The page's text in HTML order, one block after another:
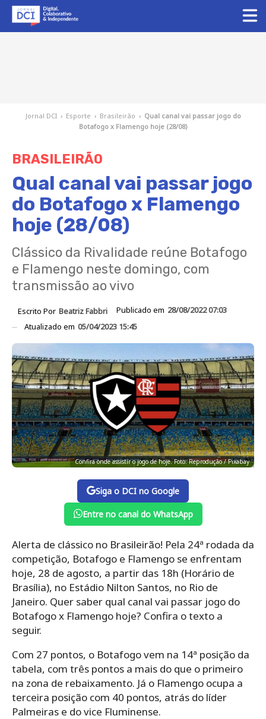
Jornal DCI › Esporte › Brasileirão › Qual canal vai passar jogo do
Botafogo x Flamengo hoje (28/08)
BRASILEIRÃO
Qual canal vai passar jogo
do Botafogo x Flamengo
hoje (28/08)
Clássico da Rivalidade reúne Botafogo
e Flamengo neste domingo, com
transmissão ao vivo
Escrito Por Beatriz Fabbri Publicado em 28/08/2022 07:03
Atualizado em 05/04/2023 15:45
Confira onde assistir o jogo de hoje. Foto: Reprodução / Pixabay
Siga o DCI no Google
Entre no canal do WhatsApp
Alerta de clássico no Brasileirão! Pela 24ª rodada da
competição, Botafogo e Flamengo se enfrentam
hoje, 28 de agosto, a partir das 18h (Horário de
Brasília), no Estádio Nilton Santos, no Rio de
Janeiro. Quer saber qual canal vai passar jogo do
Botafogo x Flamengo hoje? Confira o texto a
seguir.
Com 27 pontos, o Botafogo vem na 14ª posição da
tabela, com três pontos a mais do que o primeiro
na zona de rebaixamento. Já o Flamengo ocupa a
terceira posição com 40 pontos, atrás do líder
Palmeiras e do vice Fluminense.